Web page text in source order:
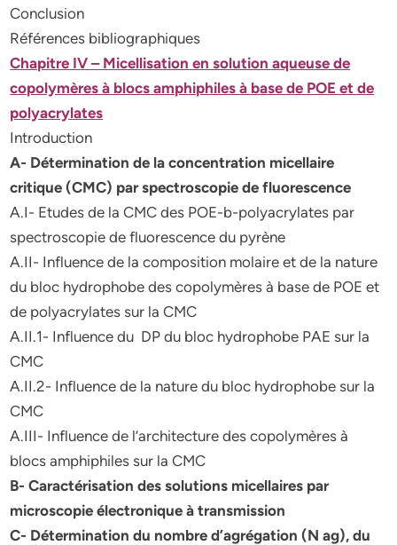
Conclusion
Références bibliographiques
Chapitre IV – Micellisation en solution aqueuse de
copolymères à blocs amphiphiles à base de POE et de
polyacrylates
Introduction
A- Détermination de la concentration micellaire
critique (CMC) par spectroscopie de fluorescence
A.I- Etudes de la CMC des POE-b-polyacrylates par
spectroscopie de fluorescence du pyrène
A.II- Influence de la composition molaire et de la nature
du bloc hydrophobe des copolymères à base de POE et
de polyacrylates sur la CMC
A.II.1- Influence du DP du bloc hydrophobe PAE sur la
CMC
A.II.2- Influence de la nature du bloc hydrophobe sur la
CMC
A.III- Influence de l’architecture des copolymères à
blocs amphiphiles sur la CMC
B- Caractérisation des solutions micellaires par
microscopie électronique à transmission
C- Détermination du nombre d’agrégation (N ag), du